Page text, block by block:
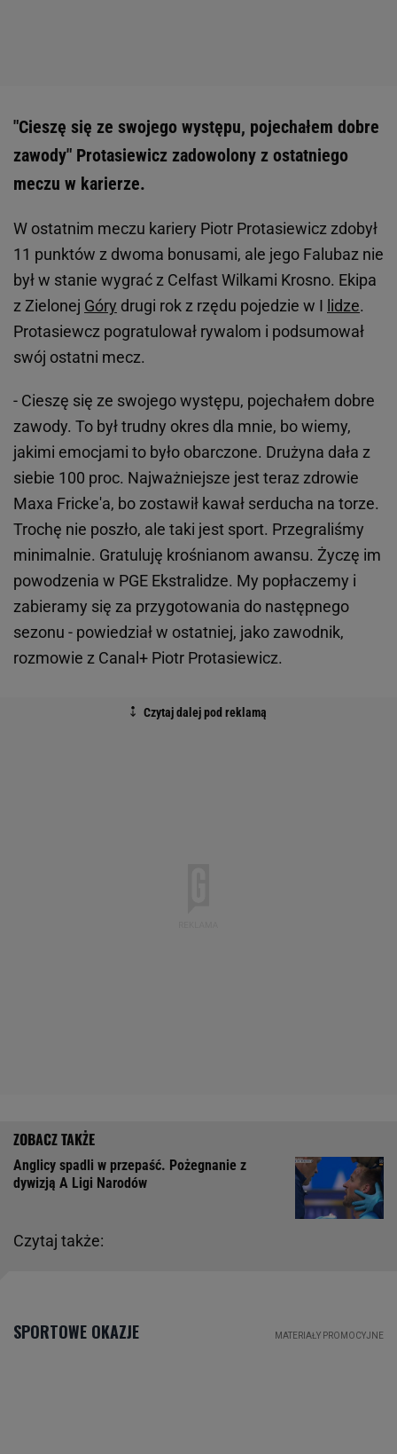
"Cieszę się ze swojego występu, pojechałem dobre
zawody" Protasiewicz zadowolony z ostatniego
meczu w karierze.
W ostatnim meczu kariery Piotr Protasiewicz zdobył
11 punktów z dwoma bonusami, ale jego Falubaz nie
był w stanie wygrać z Celfast Wilkami Krosno. Ekipa
z Zielonej Góry drugi rok z rzędu pojedzie w I lidze.
Protasiewcz pogratulował rywalom i podsumował
swój ostatni mecz.
- Cieszę się ze swojego występu, pojechałem dobre
zawody. To był trudny okres dla mnie, bo wiemy,
jakimi emocjami to było obarczone. Drużyna dała z
siebie 100 proc. Najważniejsze jest teraz zdrowie
Maxa Fricke'a, bo zostawił kawał serducha na torze.
Trochę nie poszło, ale taki jest sport. Przegraliśmy
minimalnie. Gratuluję krośnianom awansu. Życzę im
powodzenia w PGE Ekstralidze. My popłaczemy i
zabieramy się za przygotowania do następnego
sezonu - powiedział w ostatniej, jako zawodnik,
rozmowie z Canal+ Piotr Protasiewicz.
Czytaj także:
Anglicy spadli w przepaść. Pożegnanie z
dywizją A Ligi Narodów